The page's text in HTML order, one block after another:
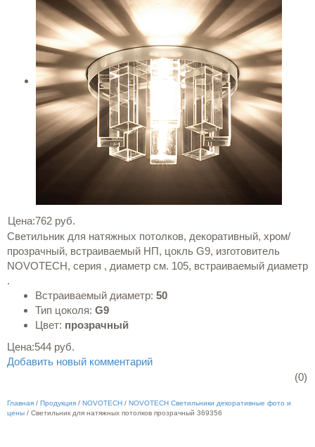
Цена:762 руб.
Светильник для натяжных потолков, декоративный, хром/
прозрачный, встраиваемый НП, цокль G9, изготовитель
NOVOTECH, серия , диаметр см. 105, встраиваемый диаметр
.
Встраиваемый диаметр: 50
Тип цоколя: G9
Цвет: прозрачный
Цена:544 руб.
Добавить новый комментарий
(0)
Главная / Продукция / NOVOTECH / NOVOTECH Светильники декоративные фото и
цены / Светильник для натяжных потолков прозрачный 369356